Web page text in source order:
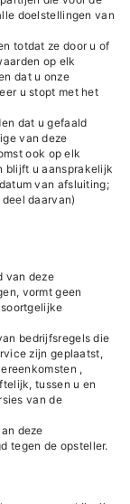
doelstellingen van
totdat ze door u of
op elk
dat u onze
u stopt met het
dat u gefaald
van deze
ook op elk
blijft u aansprakelijk
van afsluiting;
daarvan)
van deze
vormt geen
bedrijfsregels die
zijn geplaatst,
,
tussen u en
van de
deze
tegen de opsteller.